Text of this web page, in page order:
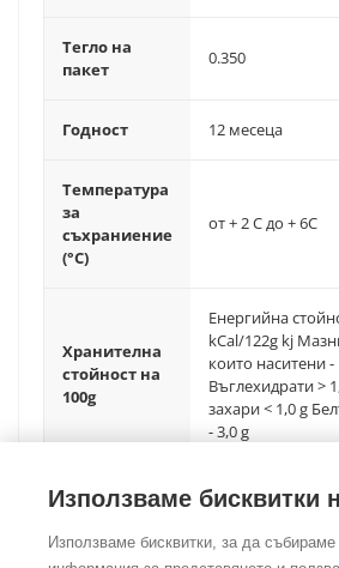
Тегло на
пакет
0.350
Годност 12 месеца
Температура
за
съхраниение
(°C)
от + 2 C до + 6C
Хранителна
стойност на
100g
Енергийна
kCal/122g kj
които наситени -
Въглехидрати >
захари < 1,0 g
- 3,0 g
Използваме бисквитки
Използваме бисквитки, за да